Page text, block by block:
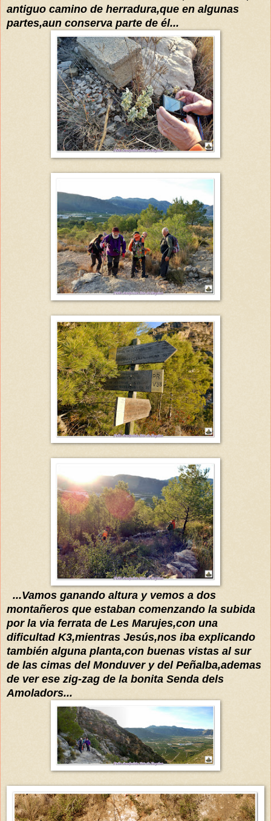
antiguo camino de herradura,que en algunas
partes,aun conserva parte de él...
...Vamos ganando altura y vemos a dos
montañeros que estaban comenzando la subida
por la via ferrata de Les Marujes,con una
dificultad K3,mientras Jesús,nos iba explicando
también alguna planta,con buenas vistas al sur
de las cimas del Monduver y del Peñalba,ademas
de ver ese zig-zag de la bonita Senda dels
Amoladors...